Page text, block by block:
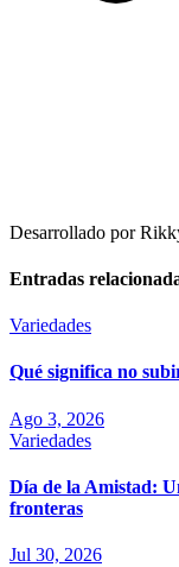
Desarrollado por
Entradas
Variedades
Qué significa no
Ago 3, 2026
Variedades
Día de la Amistad:
fronteras
Jul 30, 2026